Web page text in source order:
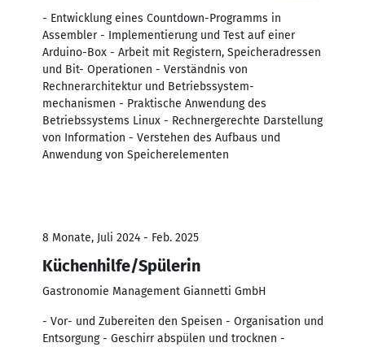
- Entwicklung eines Countdown-Programms in
Assembler - Implementierung und Test auf einer
Arduino-Box - Arbeit mit Registern, Speicheradressen
und Bit- Operationen - Verständnis von
Rechnerarchitektur und Betriebssystem-
mechanismen - Praktische Anwendung des
Betriebssystems Linux - Rechnergerechte Darstellung
von Information - Verstehen des Aufbaus und
Anwendung von Speicherelementen
8 Monate, Juli 2024 - Feb. 2025
Küchenhilfe/Spülerin
Gastronomie Management Giannetti GmbH
- Vor- und Zubereiten den Speisen - Organisation und
Entsorgung - Geschirr abspülen und trocknen -